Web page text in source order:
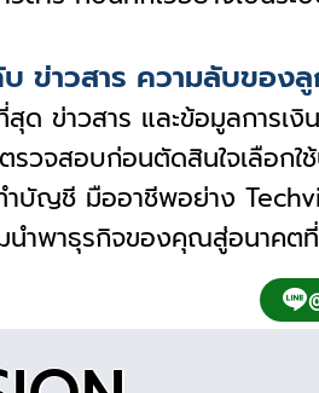
ข่าวสาร ความลับของ
ด ข่าวสาร และข้อมูลการเ
วจสอบก่อนตัดสินใจเลือกใ
บัญชี มืออาชีพอย่าง
นำพาธุรกิจของคุณสู่อนาคต